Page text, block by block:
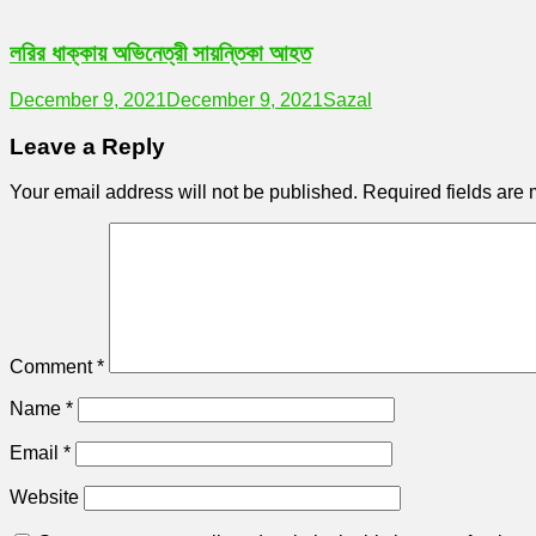
লরির ধাক্কায় অভিনেত্রী সায়ন্তিকা আহত
December 9, 2021December 9, 2021Sazal
Leave a Reply
Your email address will not be published. Required fields are
Comment*
Name *
Email *
Website